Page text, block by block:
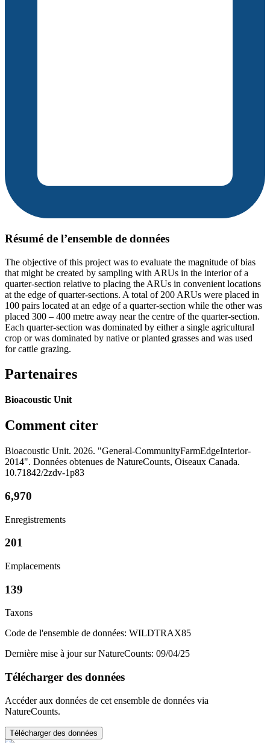
Résumé de l’ensemble de données
The objective of this project was to evaluate the magnitude of bias
that might be created by sampling with ARUs in the interior of a
quarter-section relative to placing the ARUs in convenient locations
at the edge of quarter-sections. A total of 200 ARUs were placed in
100 pairs located at an edge of a quarter-section while the other was
placed 300 – 400 metre away near the centre of the quarter-section.
Each quarter-section was dominated by either a single agricultural
crop or was dominated by native or planted grasses and was used
for cattle grazing.
Partenaires
Bioacoustic Unit
Comment citer
Bioacoustic Unit. 2026. "General-CommunityFarmEdgeInterior-
2014". Données obtenues de NatureCounts, Oiseaux Canada.
10.71842/2zdv-1p83
6,970
Enregistrements
201
Emplacements
139
Taxons
Code de l'ensemble de données: WILDTRAX85
Dernière mise à jour sur NatureCounts: 09/04/25
Télécharger des données
Accéder aux données de cet ensemble de données via
NatureCounts.
Télécharger des données